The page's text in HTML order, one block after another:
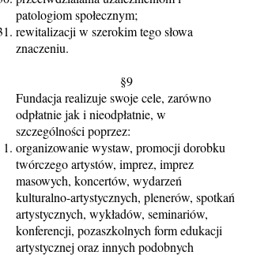
patologiom społecznym;
rewitalizacji w szerokim tego słowa
znaczeniu.
§9
Fundacja realizuje swoje cele, zarówno
odpłatnie jak i nieodpłatnie, w
szczególności poprzez:
organizowanie wystaw, promocji dorobku
twórczego artystów, imprez, imprez
masowych, koncertów, wydarzeń
kulturalno-artystycznych, plenerów, spotkań
artystycznych, wykładów, seminariów,
konferencji, pozaszkolnych form edukacji
artystycznej oraz innych podobnych